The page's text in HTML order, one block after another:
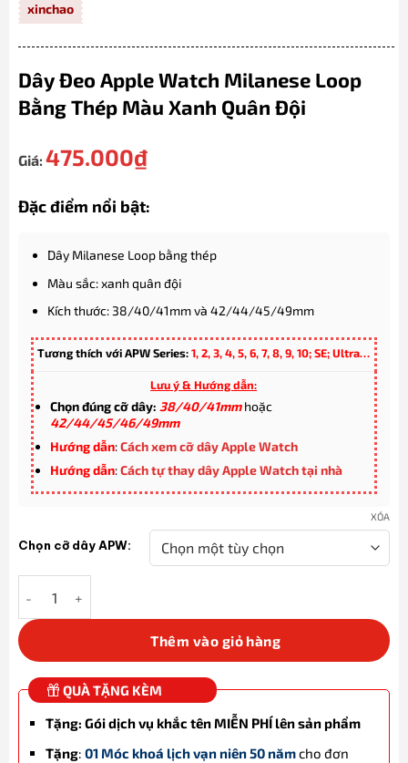
xinchao
Dây Đeo Apple Watch Milanese Loop
Bằng Thép Màu Xanh Quân Đội
Giá: 475.000₫
Đặc điểm nổi bật:
Dây Milanese Loop bằng thép
Màu sắc: xanh quân đội
Kích thước: 38/40/41mm và 42/44/45/49mm
Tương thích với APW Series:1, 2, 3, 4, 5, 6, 7, 8, 9, 10; SE; Ultra…
Lưu ý & Hướng dẫn:
Chọn đúng cỡ dây: 38/40/41mmhoặc
42/44/45/46/49mm
Hướng dẫn:Cách xem cỡ dây Apple Watch
Hướng dẫn:Cách tự thay dây Apple Watch tại nhà
Chọn cỡ dây APW:
XÓA
Thêm vào giỏ hàng
QUÀ TẶNG KÈM
Tặng: Gói dịch vụ khắc tên MIỄN PHÍ lên sản phẩm
Tặng:01 Móc khoá lịch vạn niên 50 nămcho đơn